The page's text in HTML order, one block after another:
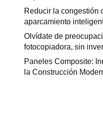
Reducir la congestión
aparcamiento
Olvídate de
fotocopiadora, sin
Paneles Composite:
la Construcción